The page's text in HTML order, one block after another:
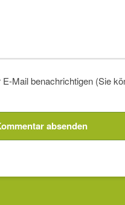
Mail benachrichtigen (Sie
absenden